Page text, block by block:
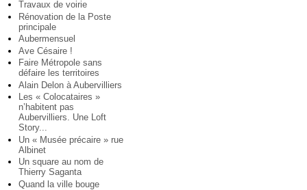
Travaux de voirie
Rénovation de la Poste
principale
Aubermensuel
Ave Césaire !
Faire Métropole sans
défaire les territoires
Alain Delon à Aubervilliers
Les « Colocataires »
n’habitent pas
Aubervilliers. Une Loft
Story...
Un « Musée précaire » rue
Albinet
Un square au nom de
Thierry Saganta
Quand la ville bouge